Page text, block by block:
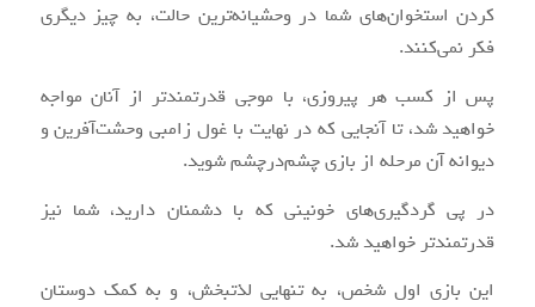
کردن استخوان‌های شما در وحشیانه‌ترین حالت، به چیز دیگری
فکر نمی‌کنند.
پس از کسب هر پیروزی، با موجی قدرتمندتر از آنان مواجه
خواهید شد، تا آنجایی که در نهایت با غول زامبی وحشت‌آفرین و
دیوانه آن مرحله از بازی چشم‌درچشم شوید.
در پی گردگیری‌های خونینی که با دشمنان دارید، شما نیز
قدرتمندتر خواهید شد.
این بازی اول شخص، به تنهایی لذتبخش، و به کمک دوستان